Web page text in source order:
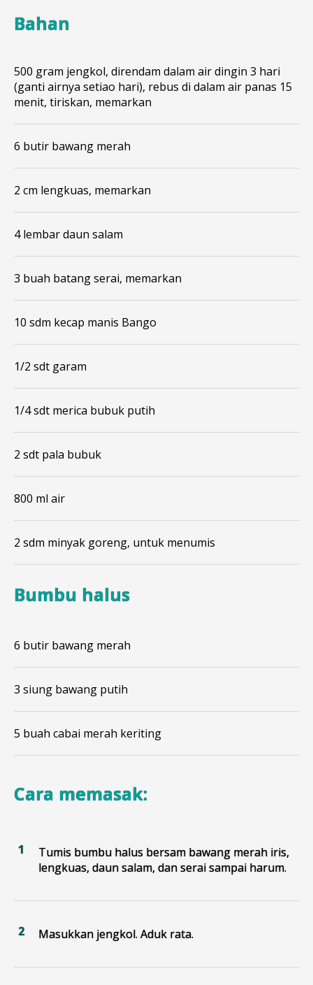
Semua Resep
Bahan
500 gram jengkol, direndam dalam air dingin 3 hari
(ganti airnya setiao hari), rebus di dalam air panas 15
menit, tiriskan, memarkan
6 butir bawang merah
2 cm lengkuas, memarkan
4 lembar daun salam
3 buah batang serai, memarkan
10 sdm kecap manis Bango
1/2 sdt garam
1/4 sdt merica bubuk putih
2 sdt pala bubuk
800 ml air
2 sdm minyak goreng, untuk menumis
Bumbu halus
6 butir bawang merah
3 siung bawang putih
5 buah cabai merah keriting
Cara memasak:
Tumis bumbu halus bersam bawang merah iris,
lengkuas, daun salam, dan serai sampai harum.
Masukkan jengkol. Aduk rata.